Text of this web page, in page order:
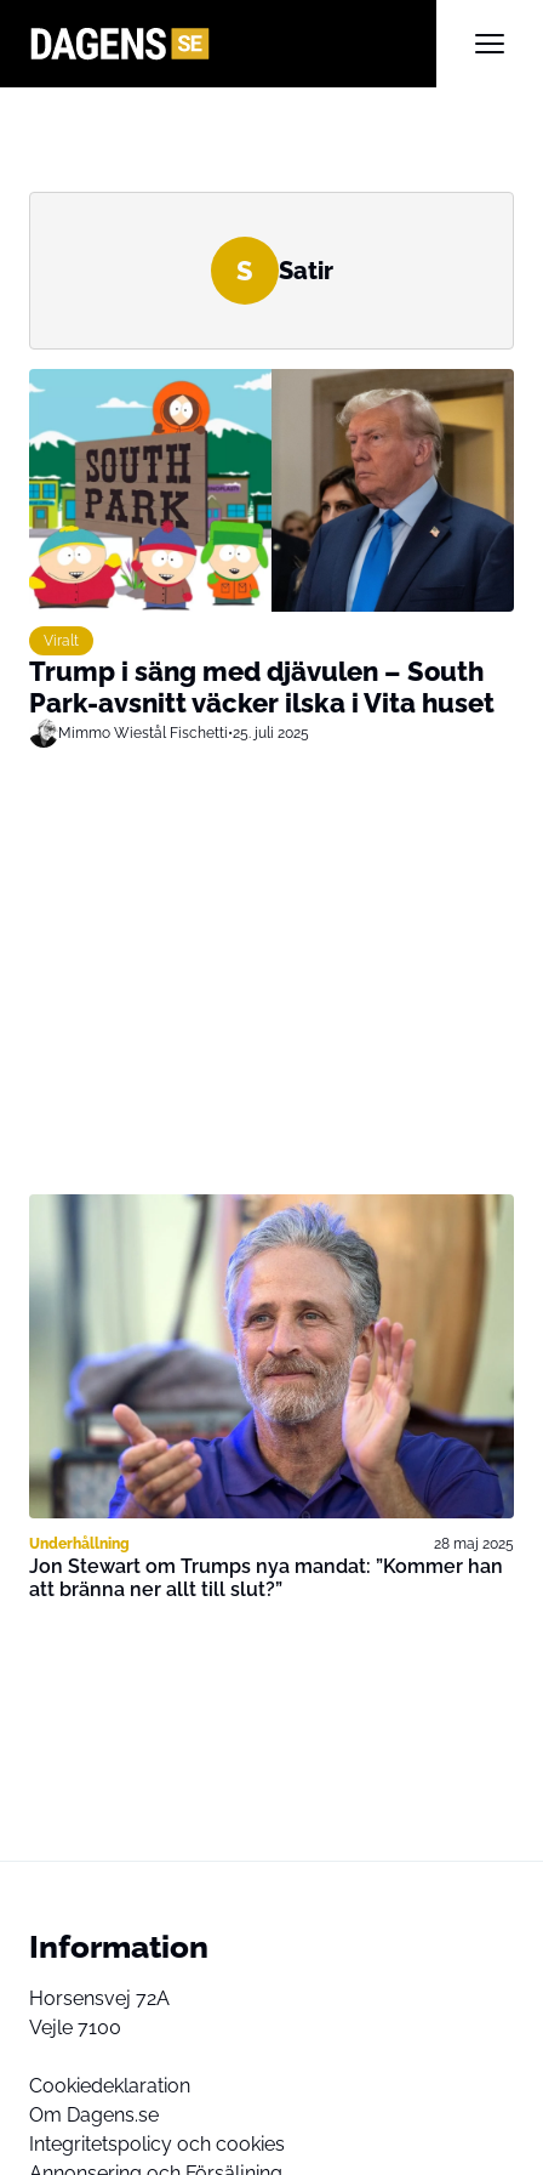
S Satir
Viralt
Trump i säng med djävulen – South
Park-avsnitt väcker ilska i Vita huset
Mimmo Wiestål Fischetti•25. juli 2025
Underhållning 28 maj 2025
Jon Stewart om Trumps nya mandat: ”Kommer han
att bränna ner allt till slut?”
Information
Horsensvej 72A
Vejle 7100
Cookiedeklaration
Om Dagens.se
Integritetspolicy och cookies